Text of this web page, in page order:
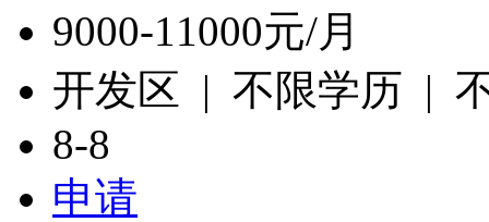
9000-11000元/月
开发区 | 不限学历 |
8-8
申请